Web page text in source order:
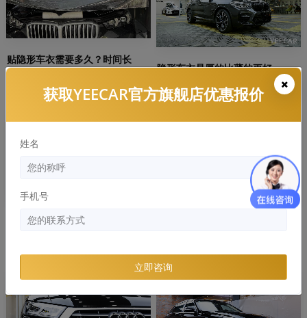
贴隐形车衣需要多久？时间长
隐形车衣是厚的比薄的更好
隐形车衣常见的材质有哪些，哪
获取YEECAR官方旗舰店优惠报价
姓名
手机号
立即咨询